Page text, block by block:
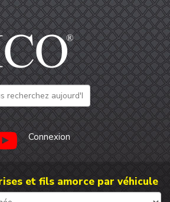
Connexion
et fils amorce par véhicule